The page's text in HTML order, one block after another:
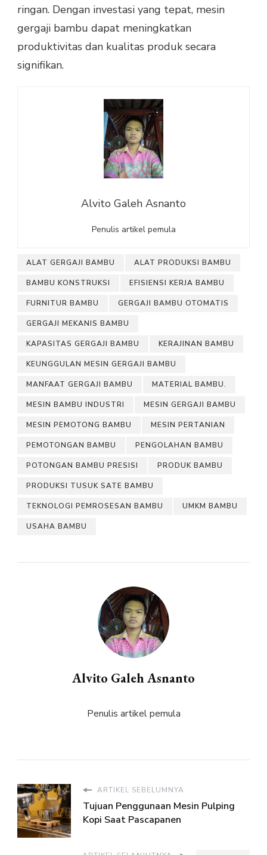
ringan. Dengan investasi yang tepat, mesin
gergaji bambu dapat meningkatkan
produktivitas dan kualitas produk secara
signifikan.
Alvito Galeh Asnanto
Penulis artikel pemula
ALAT GERGAJI BAMBU ALAT PRODUKSI BAMBU
BAMBU KONSTRUKSI EFISIENSI KERJA BAMBU
FURNITUR BAMBU GERGAJI BAMBU OTOMATIS
GERGAJI MEKANIS BAMBU
KAPASITAS GERGAJI BAMBU KERAJINAN BAMBU
KEUNGGULAN MESIN GERGAJI BAMBU
MANFAAT GERGAJI BAMBU MATERIAL BAMBU.
MESIN BAMBU INDUSTRI MESIN GERGAJI BAMBU
MESIN PEMOTONG BAMBU MESIN PERTANIAN
PEMOTONGAN BAMBU PENGOLAHAN BAMBU
POTONGAN BAMBU PRESISI PRODUK BAMBU
PRODUKSI TUSUK SATE BAMBU
TEKNOLOGI PEMROSESAN BAMBU UMKM BAMBU
USAHA BAMBU
Alvito Galeh Asnanto
Penulis artikel pemula
ARTIKEL SEBELUMNYA
Tujuan Penggunaan Mesin Pulping
Kopi Saat Pascapanen